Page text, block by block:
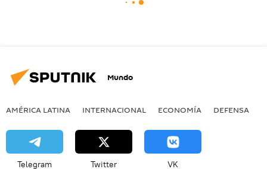
Mundo
AMÉRICA LATINA INTERNACIONAL ECONOMÍA DEFENSA
Telegram Twitter VK